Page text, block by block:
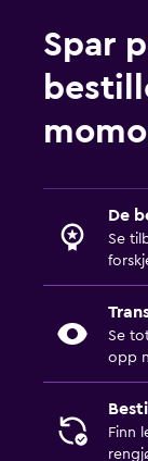
Spar
De
Se
Se
opp
Finn